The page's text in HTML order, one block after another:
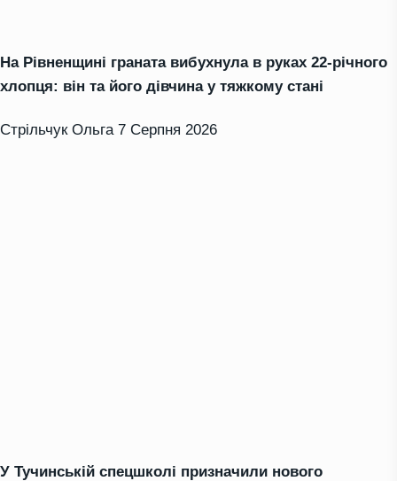
На Рівненщині граната вибухнула в руках 22-річного
хлопця: він та його дівчина у тяжкому стані
Стрільчук Ольга 7 Серпня 2026
У Тучинській спецшколі призначили нового